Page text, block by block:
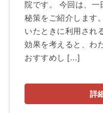
院です。 今回は、
秘策をご紹介します
いたときに利用され
効果を考えると、わ
おすすめし […]
詳